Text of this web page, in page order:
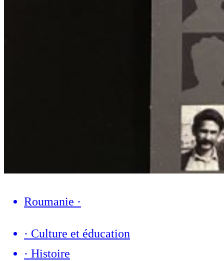
Roumanie ·
· Culture et éducation
· Histoire